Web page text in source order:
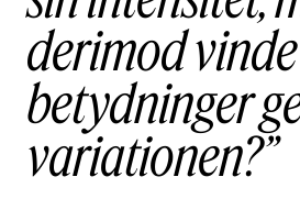
derimod
betydninger
variationen?